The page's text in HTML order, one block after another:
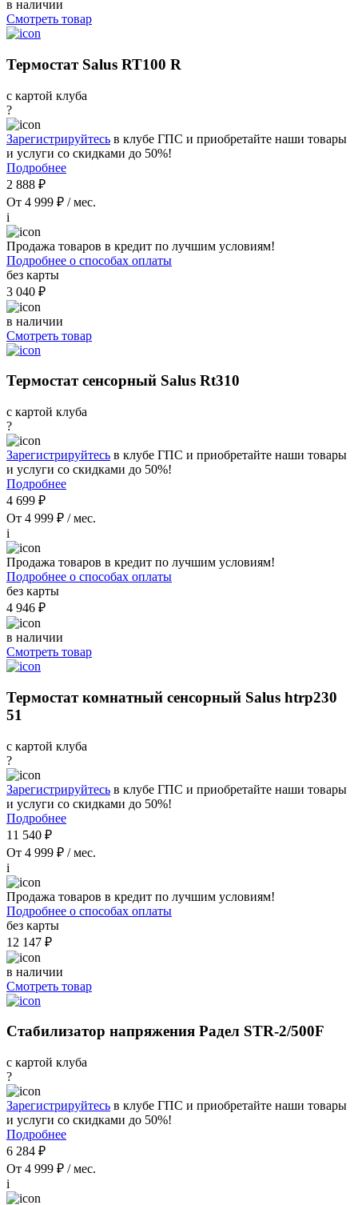
в наличии
Смотреть товар
Термостат Salus RT100 R
с картой клуба
?
Зарегистрируйтесь в клубе ГПС и приобретайте наши товары
и услуги со скидками до 50%!
Подробнее
2 888 ₽
От 4 999 ₽ / мес.
i
Продажа товаров в кредит по лучшим условиям!
Подробнее о способах оплаты
без карты
3 040 ₽
в наличии
Смотреть товар
Термостат сенсорный Salus Rt310
с картой клуба
?
Зарегистрируйтесь в клубе ГПС и приобретайте наши товары
и услуги со скидками до 50%!
Подробнее
4 699 ₽
От 4 999 ₽ / мес.
i
Продажа товаров в кредит по лучшим условиям!
Подробнее о способах оплаты
без карты
4 946 ₽
в наличии
Смотреть товар
Термостат комнатный сенсорный Salus htrp230
51
с картой клуба
?
Зарегистрируйтесь в клубе ГПС и приобретайте наши товары
и услуги со скидками до 50%!
Подробнее
11 540 ₽
От 4 999 ₽ / мес.
i
Продажа товаров в кредит по лучшим условиям!
Подробнее о способах оплаты
без карты
12 147 ₽
в наличии
Смотреть товар
Стабилизатор напряжения Радел STR-2/500F
с картой клуба
?
Зарегистрируйтесь в клубе ГПС и приобретайте наши товары
и услуги со скидками до 50%!
Подробнее
6 284 ₽
От 4 999 ₽ / мес.
i